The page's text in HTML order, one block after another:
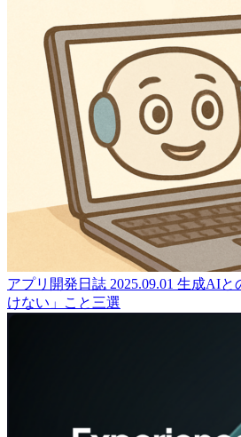
アプリ開発日誌 2025.09.01 生成AIと
けない」こと三選